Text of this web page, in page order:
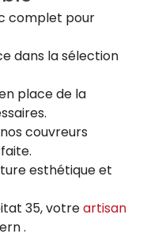
complet pour
dans la sélection
place de la
couvreurs
esthétique et
35, votreartisan
.